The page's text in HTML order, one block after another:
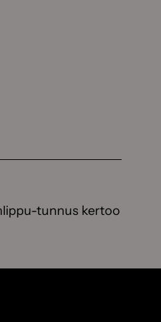
tunnus kertoo